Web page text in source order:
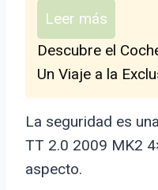
Leer más
Descubre el
Un Viaje a la
La seguridad es
TT 2.0 2009 MK2
aspecto.